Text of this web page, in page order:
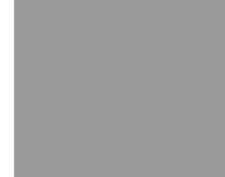
à l’avant
sportif
ISOFILL
Il est ainsi bien intégré
bras restent libres et
et couche